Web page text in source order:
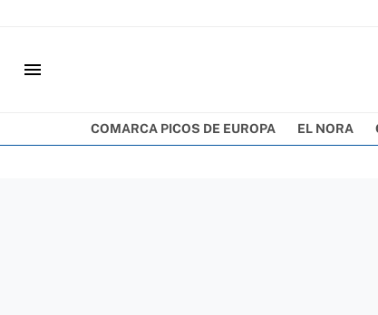
menu
COMARCA PICOS DE EUROPA EL NORA